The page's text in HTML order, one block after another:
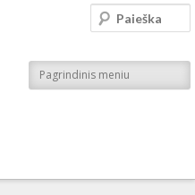
Pagrindinis meniu
Paieška